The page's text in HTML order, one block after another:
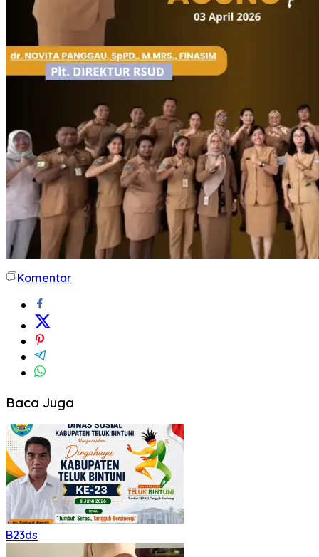
Komentar
Baca Juga
B23ds